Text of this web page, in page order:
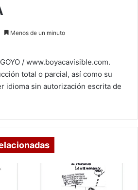
Menos de un minuto
/ www.boyacavisible.com.
total o parcial, así como su
idioma sin autorización escrita de